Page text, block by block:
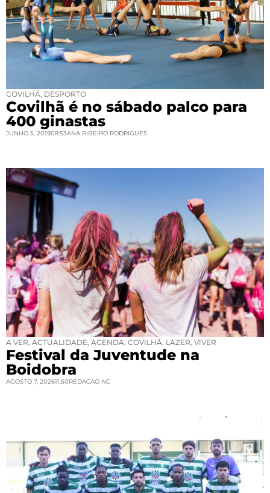
COVILHÃ, DESPORTO
Covilhã é no sábado palco para
400 ginastas
JUNHO 5, 201908:53ANA RIBEIRO RODRIGUES
A VER, ACTUALIDADE, AGENDA, COVILHÃ, LAZER, VIVER
Festival da Juventude na
Boidobra
AGOSTO 7, 202611:50REDACAO NC